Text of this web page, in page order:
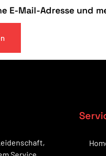
E-Mail-Adresse und